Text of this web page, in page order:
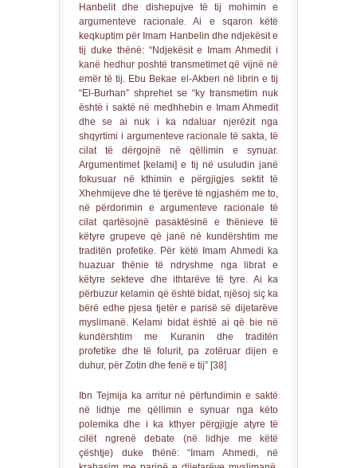
Hanbelit dhe dishepujve të tij mohimin e
argumenteve racionale. Ai e sqaron këtë
keqkuptim për Imam Hanbelin dhe ndjekësit e
tij duke thënë: “Ndjekësit e Imam Ahmedit i
kanë hedhur poshtë transmetimet që vijnë në
emër të tij. Ebu Bekae el-Akberi në librin e tij
“El-Burhan” shprehet se “ky transmetim nuk
është i saktë në medhhebin e Imam Ahmedit
dhe se ai nuk i ka ndaluar njerëzit nga
shqyrtimi i argumenteve racionale të sakta, të
cilat të dërgojnë në qëllimin e synuar.
Argumentimet [kelami] e tij në usuludin janë
fokusuar në kthimin e përgjigjes sektit të
Xhehmijeve dhe të tjerëve të ngjashëm me to,
në përdorimin e argumenteve racionale të
cilat qartësojnë pasaktësinë e thënieve të
këtyre grupeve që janë në kundërshtim me
traditën profetike. Për këtë Imam Ahmedi ka
huazuar thënie të ndryshme nga librat e
këtyre sekteve dhe ithtarëve të tyre. Ai ka
përbuzur kelamin që është bidat, njësoj siç ka
bërë edhe pjesa tjetër e parisë së dijetarëve
myslimanë. Kelami bidat është ai që bie në
kundërshtim me Kuranin dhe traditën
profetike dhe të folurit, pa zotëruar dijen e
duhur, për Zotin dhe fenë e tij” [38]
Ibn Tejmija ka arritur në përfundimin e saktë
në lidhje me qëllimin e synuar nga këto
polemika dhe i ka kthyer përgjigje atyre të
cilët ngrenë debate (në lidhje me këtë
çështje) duke thënë: “Imam Ahmedi, në